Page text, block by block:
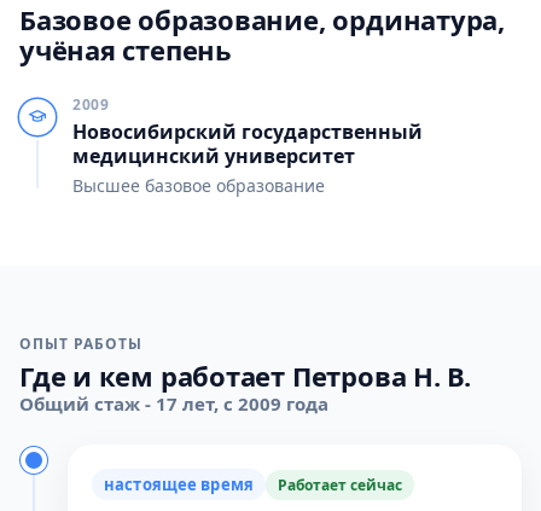
Базовое образование, ординатура,
учёная степень
2009
Новосибирский государственный
медицинский университет
Высшее базовое образование
ОПЫТ РАБОТЫ
Где и кем работает Петрова Н. В.
Общий стаж - 17 лет, с 2009 года
настоящее время Работает сейчас